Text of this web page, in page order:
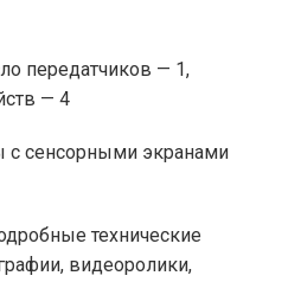
передатчиков — 1,
— 4
с сенсорными экранами
технические
видеоролики,